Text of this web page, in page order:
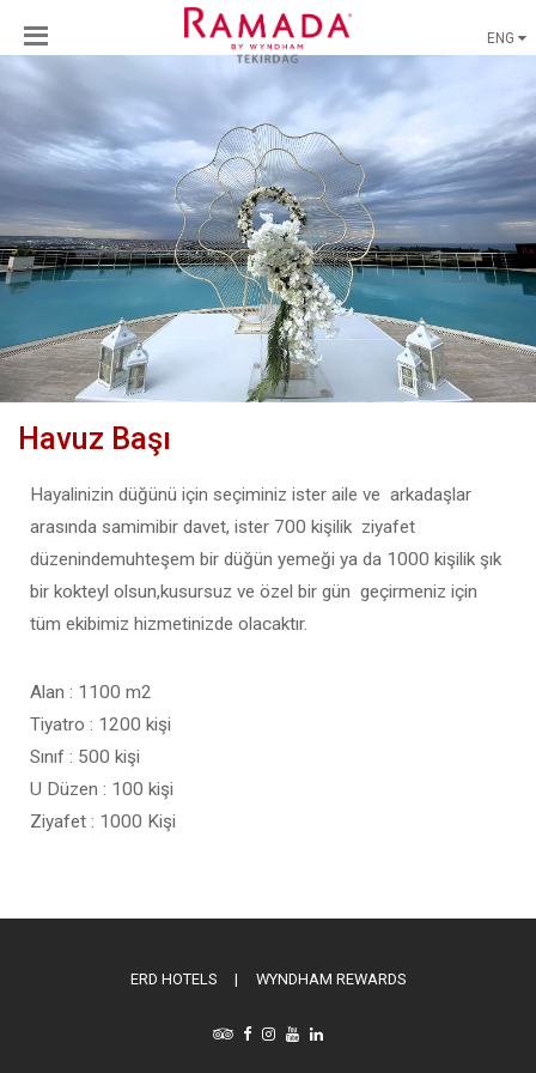
ENG
Havuz Başı
Hayalinizin düğünü için seçiminiz ister aile ve arkadaşlar
arasında samimibir davet, ister 700 kişilik ziyafet
düzenindemuhteşem bir düğün yemeği ya da 1000 kişilik şık
bir kokteyl olsun,kusursuz ve özel bir gün geçirmeniz için
tüm ekibimiz hizmetinizde olacaktır.
Alan : 1100 m2
Tiyatro : 1200 kişi
Sınıf : 500 kişi
U Düzen : 100 kişi
Ziyafet : 1000 Kişi
ERD HOTELS | WYNDHAM REWARDS